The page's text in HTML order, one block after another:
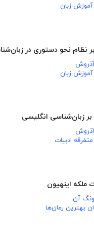
زبان
نظام نحو دستوری در
زبان
زبان‌شناسی انگلیسی
ادبیات
ملکه اینهیون
آن
بهترین رمان‌ها